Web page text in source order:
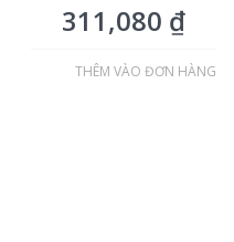
311,080 ₫
THÊM VÀO ĐƠN HÀNG